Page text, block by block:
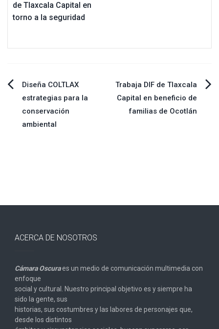
de Tlaxcala Capital en
torno a la seguridad
Navegación
de
Diseña COLTLAX
estrategias para la
conservación
ambiental
Trabaja DIF de Tlaxcala
Capital en beneficio de
familias de Ocotlán
ACERCA DE NOSOTROS
Cámara Oscuraes un medio de comunicación multimedia con
enfoque
social y cultural. Nuestro principal objetivo es y siempre ha
sido la gente, sus
historias, sus costumbres y las labores de personajes que,
desde los distintos